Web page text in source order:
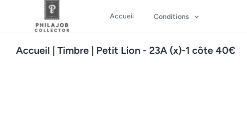
Accueil Conditions
Accueil | Timbre | Petit Lion - 23A (x)-1 côte 40€